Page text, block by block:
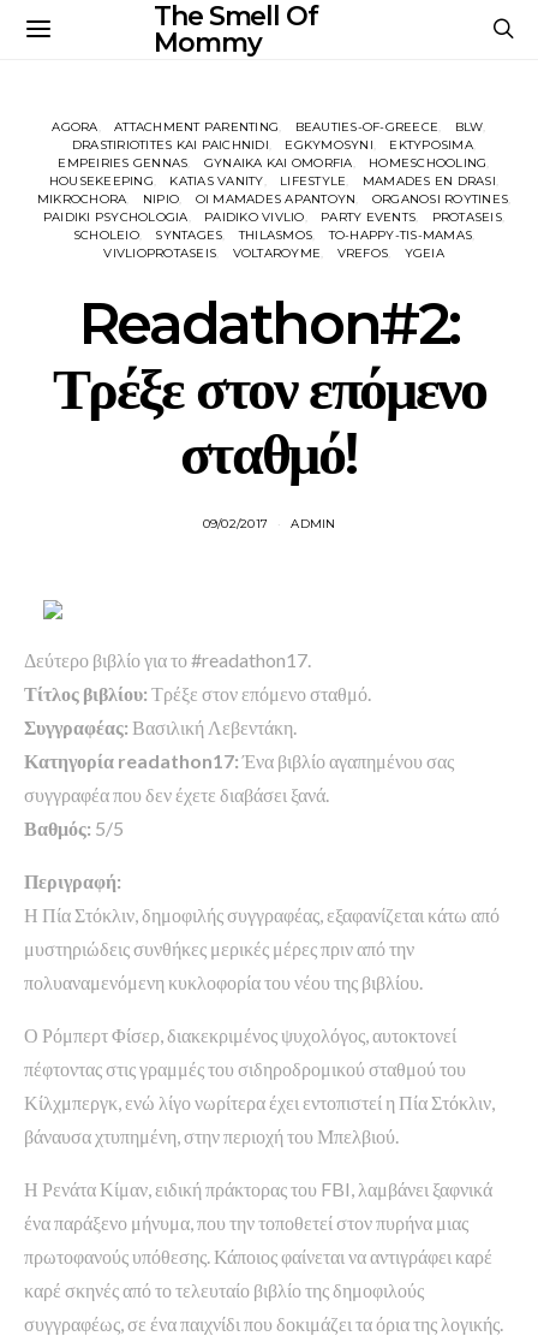
The Smell Of
Mommy
AGORA ATTACHMENT PARENTING BEAUTIES-OF-GREECE
BLW
DRASTIRIOTITES KAI PAICHNIDI
EGKYMOSYNI
EKTYPOSIMA
EMPEIRIES GENNAS
GYNAIKA KAI OMORFIA
HOMESCHOOLING
HOUSEKEEPING
KATIAS VANITY LIFESTYLE
MAMADES EN DRASI
MIKROCHORA
NIPIO OI MAMADES APANTOYN
ORGANOSI ROYTINES
PAIDIKI PSYCHOLOGIA
PAIDIKO VIVLIO PARTY EVENTS
PROTASEIS
SCHOLEIO
SYNTAGES THILASMOS
TO-HAPPY-TIS-MAMAS
VIVLIOPROTASEIS
VOLTAROYME VREFOS YGEIA
Readathon#2:
Τρέξε στον επόμενο
σταθμό!
09/02/2017 ADMIN
Δεύτερο βιβλίο για το #readathon17.
Τίτλος βιβλίου: Τρέξε στον επόμενο σταθμό.
Συγγραφέας: Βασιλική Λεβεντάκη.
Κατηγορία readathon17:Ένα βιβλίο αγαπημένου σας
συγγραφέα που δεν έχετε διαβάσει ξανά.
Βαθμός: 5/5
Περιγραφή:
Η Πία Στόκλιν, δημοφιλής συγγραφέας, εξαφανίζεται κάτω από
μυστηριώδεις συνθήκες μερικές μέρες πριν από την
πολυαναμενόμενη κυκλοφορία του νέου της βιβλίου.
Ο Ρόμπερτ Φίσερ, διακεκριμένος ψυχολόγος, αυτοκτονεί
πέφτοντας στις γραμμές του σιδηροδρομικού σταθμού του
Κίλχμπεργκ, ενώ λίγο νωρίτερα έχει εντοπιστεί η Πία Στόκλιν,
βάναυσα χτυπημένη, στην περιοχή του Μπελβιού.
Η Ρενάτα Κίμαν, ειδική πράκτορας του FBI, λαμβάνει ξαφνικά
ένα παράξενο μήνυμα, που την τοποθετεί στον πυρήνα μιας
πρωτοφανούς υπόθεσης. Κάποιος φαίνεται να αντιγράφει καρέ
καρέ σκηνές από το τελευταίο βιβλίο της δημοφιλούς
συγγραφέως, σε ένα παιχνίδι που δοκιμάζει τα όρια της λογικής.